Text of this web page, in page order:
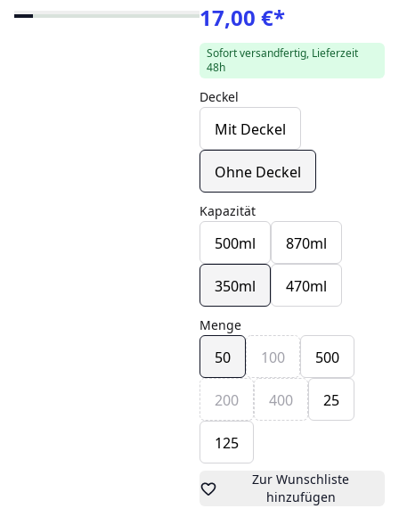
17,00 €*
Sofort versandfertig, Lieferzeit
48h
Deckel
Mit Deckel
Ohne Deckel
Kapazität
500ml 870ml
350ml 470ml
Menge
50 100 500
200 400 25
125
Zur Wunschliste
hinzufügen